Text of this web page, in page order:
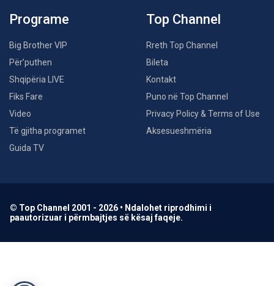
Programe
Big Brother VIP
Për’puthen
Shqipëria LIVE
Fiks Fare
Video
Të gjitha programet
Guida TV
Top Channel
Rreth Top Channel
Bileta
Kontakt
Puno në Top Channel
Privacy Policy & Terms of Use
Aksesueshmëria
© Top Channel 2001 - 2026 • Ndalohet riprodhimi i
paautorizuar i përmbajtjes së kësaj faqeje.